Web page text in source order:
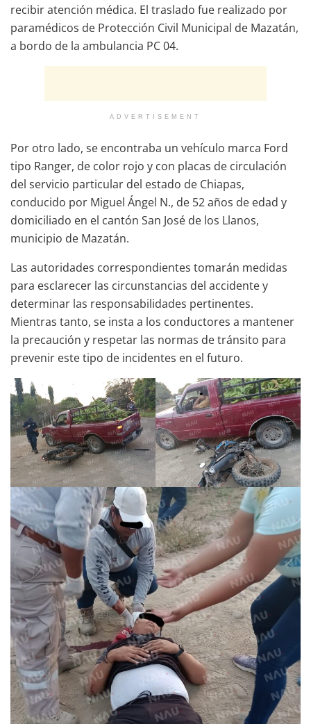
recibir atención médica. El traslado fue realizado por
paramédicos de Protección Civil Municipal de Mazatán,
a bordo de la ambulancia PC 04.
ADVERTISEMENT
Por otro lado, se encontraba un vehículo marca Ford
tipo Ranger, de color rojo y con placas de circulación
del servicio particular del estado de Chiapas,
conducido por Miguel Ángel N., de 52 años de edad y
domiciliado en el cantón San José de los Llanos,
municipio de Mazatán.
Las autoridades correspondientes tomarán medidas
para esclarecer las circunstancias del accidente y
determinar las responsabilidades pertinentes.
Mientras tanto, se insta a los conductores a mantener
la precaución y respetar las normas de tránsito para
prevenir este tipo de incidentes en el futuro.